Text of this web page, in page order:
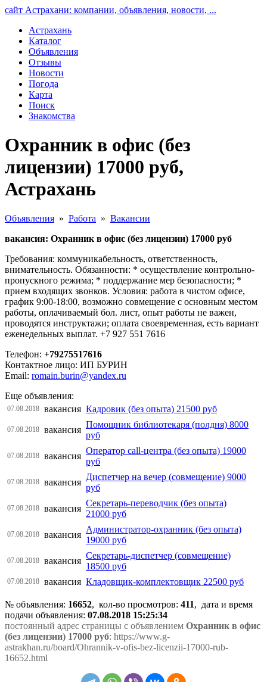
сайт Астрахани: компании, объявления, новости, ...
Астрахань
Каталог
Объявления
Отзывы
Новости
Погода
Карта
Поиск
Знакомства
Охранник в офис (без
лицензии) 17000 руб,
Астрахань
Объявления » Работа » Вакансии
вакансия: Охранник в офис (без лицензии) 17000 руб
Требования: коммуникабельность, ответственность,
внимательность. Обязанности: * осуществление контрольно-
пропускного режима; * поддержание мер безопасности; *
прием входящих звонков. Условия: работа в чистом офисе,
график 9:00-18:00, возможно совмещение с основным местом
работы, оплачиваемый бол. лист, опыт работы не важен,
проводятся инструктажи; оплата своевременная, есть вариант
еженедельных выплат. +7 927 551 7616
Телефон: +79275517616
Контактное лицо: ИП БУРИН
Email: romain.burin@yandex.ru
Еще объявления:
07.08.2018 вакансия Кадровик (без опыта) 21500 руб
07.08.2018 вакансия
Помощник библиотекаря (полдня) 8000
руб
07.08.2018 вакансия
Оператор call-центра (без опыта) 19000
руб
07.08.2018 вакансия
Диспетчер на вечер (совмещение) 9000
руб
07.08.2018 вакансия
Секретарь-переводчик (без опыта)
21000 руб
07.08.2018 вакансия
Администратор-охранник (без опыта)
19000 руб
07.08.2018 вакансия
Секретарь-диспетчер (совмещение)
18500 руб
07.08.2018 вакансия Кладовщик-комплектовщик 22500 руб
№ объявления: 16652, кол-во просмотров: 411, дата и время
подачи объявления: 07.08.2018 15:25:34
постоянный адрес страницы с объявлением Охранник в офис
(без лицензии) 17000 руб: https://www.g-
astrakhan.ru/board/Ohrannik-v-ofis-bez-licenzii-17000-rub-
16652.html